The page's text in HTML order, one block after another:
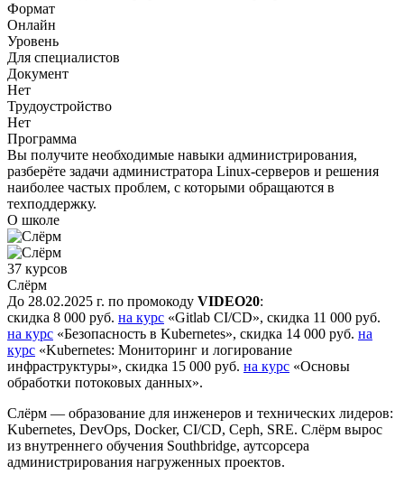
Формат
Онлайн
Уровень
Для специалистов
Документ
Нет
Трудоустройство
Нет
Программа
Вы получите необходимые навыки администрирования,
разберёте задачи администратора Linux-серверов и решения
наиболее частых проблем, с которыми обращаются в
техподдержку.
О школе
37 курсов
Слёрм
До 28.02.2025 г. по промокоду VIDEO20:
скидка 8 000 руб. на курс «Gitlab CI/CD», скидка 11 000 руб.
на курс «Безопасность в Kubernetes», скидка 14 000 руб. на
курс «Kubernetes: Мониторинг и логирование
инфраструктуры», скидка 15 000 руб. на курс «Основы
обработки потоковых данных».
Слёрм — образование для инженеров и технических лидеров:
Kubernetes, DevOps, Docker, CI/CD, Ceph, SRE. Слёрм вырос
из внутреннего обучения Southbridge, аутсорсера
администрирования нагруженных проектов.